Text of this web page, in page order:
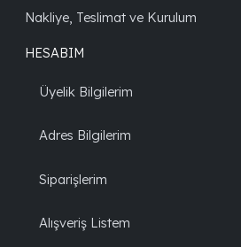
Nakliye, Teslimat ve Kurulum
HESABIM
Üyelik Bilgilerim
Adres Bilgilerim
Siparişlerim
Alışveriş Listem